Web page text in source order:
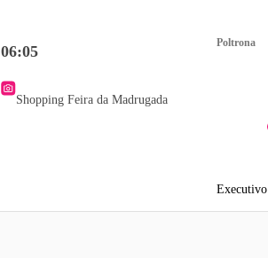
06:05
Shopping Feira da Madrugada
Poltrona
Executivo